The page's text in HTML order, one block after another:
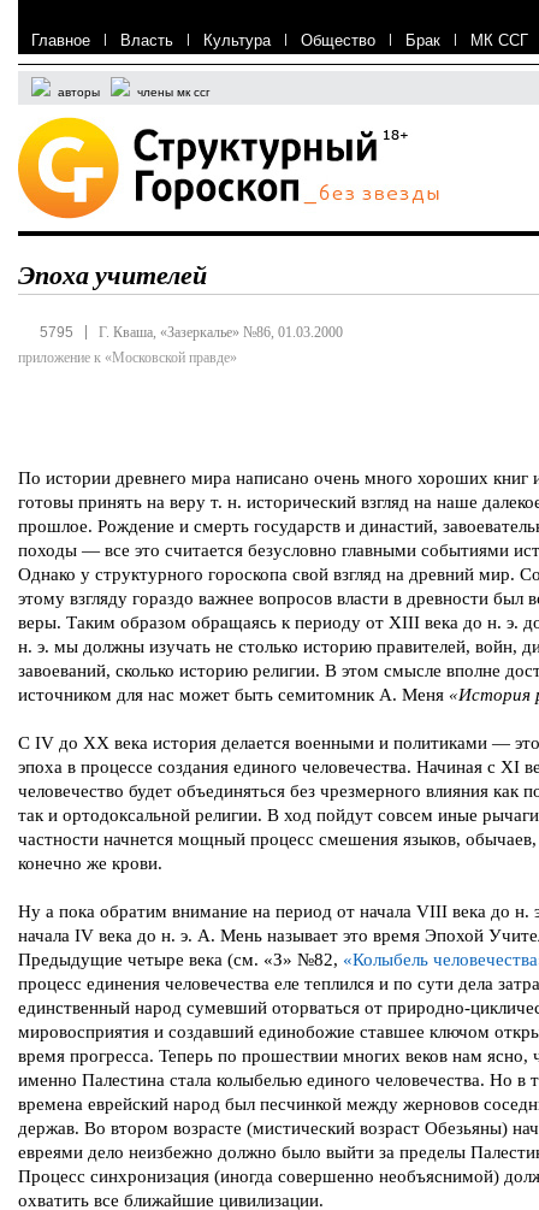
Главное | Власть | Культура | Общество | Брак | МК ССГ
авторы члены мк ссг
Эпоха учителей
5795
Г. Кваша, «Зазеркалье» №86, 01.03.2000
приложение к «Московской правде»
По истории древнего мира написано очень много хороших книг
готовы принять на веру т. н. исторический взгляд на наше
прошлое. Рождение и смерть государств и династий,
походы — все это считается безусловно главными событиями
Однако у структурного гороскопа свой взгляд на древний мир.
этому взгляду гораздо важнее вопросов власти в древности был
веры. Таким образом обращаясь к периоду от XIII века до н. э.
н. э. мы должны изучать не столько историю правителей, войн,
завоеваний, сколько историю религии. В этом смысле вполне
источником для нас может быть семитомник А. Меня «История
С IV до XX века история делается военными и политиками —
эпоха в процессе создания единого человечества. Начиная с XI
человечество будет объединяться без чрезмерного влияния как
так и ортодоксальной религии. В ход пойдут совсем иные
частности начнется мощный процесс смешения языков,
конечно же крови.
Ну а пока обратим внимание на период от начала VIII века до н.
начала IV века до н. э. А. Мень называет это время Эпохой
Предыдущие четыре века (см. «З» №82, «Колыбель
процесс единения человечества еле теплился и по сути дела
единственный народ сумевший оторваться от природно-
мировосприятия и создавший единобожие ставшее ключом
время прогресса. Теперь по прошествии многих веков нам ясно,
именно Палестина стала колыбелью единого человечества. Но в
времена еврейский народ был песчинкой между жерновов
держав. Во втором возрасте (мистический возраст Обезьяны)
евреями дело неизбежно должно было выйти за пределы
Процесс синхронизация (иногда совершенно необъяснимой)
охватить все ближайшие цивилизации.